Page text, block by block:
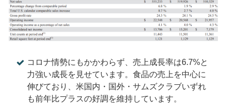
コロナ情勢にもかかわらず、売上成長率は6.7%と
力強い成長を見せています。食品の売上を中心に
伸びており、米国内・国外・サムズクラブいずれ
も前年比プラスの好調を維持しています。